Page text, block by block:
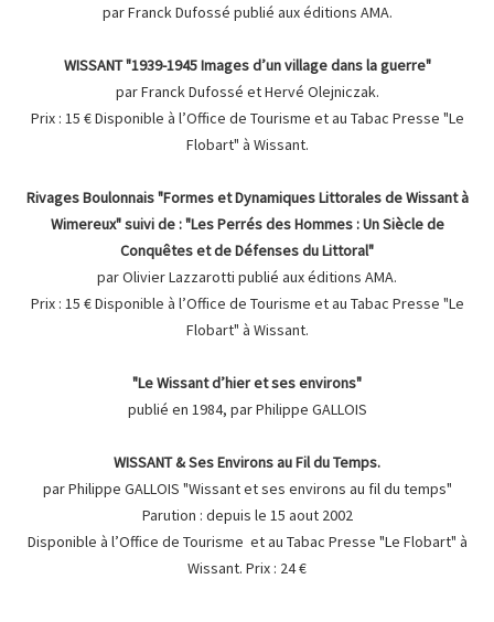
par Franck Dufossé publié aux éditions AMA.
WISSANT "1939-1945 Images d’un village dans la guerre"
par Franck Dufossé et Hervé Olejniczak.
Prix : 15 € Disponible à l’Office de Tourisme et au Tabac Presse "Le
Flobart" à Wissant.
Rivages Boulonnais "Formes et Dynamiques Littorales de Wissant à
Wimereux" suivi de : "Les Perrés des Hommes : Un Siècle de
Conquêtes et de Défenses du Littoral"
par Olivier Lazzarotti publié aux éditions AMA.
Prix : 15 € Disponible à l’Office de Tourisme et au Tabac Presse "Le
Flobart" à Wissant.
"Le Wissant d’hier et ses environs"
publié en 1984, par Philippe GALLOIS
WISSANT & Ses Environs au Fil du Temps.
par Philippe GALLOIS "Wissant et ses environs au fil du temps"
Parution : depuis le 15 aout 2002
Disponible à l’Office de Tourisme et au Tabac Presse "Le Flobart" à
Wissant. Prix : 24 €